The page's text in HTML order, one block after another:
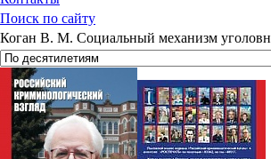
Поиск по сайту
Коган В. М. Социальный механизм